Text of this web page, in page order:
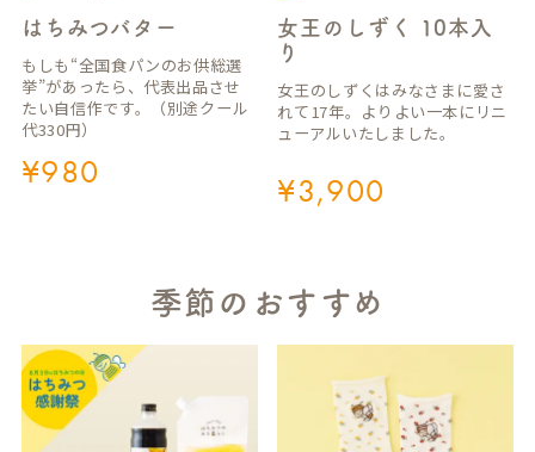
はちみつバター
もしも“全国食パンのお供総選
挙”があったら、代表出品させ
たい自信作です。（別途クール
代330円）
¥980
女王のしずく 10本入
り
女王のしずくはみなさまに愛さ
れて17年。よりよい一本にリニ
ューアルいたしました。
¥3,900
季節のおすすめ